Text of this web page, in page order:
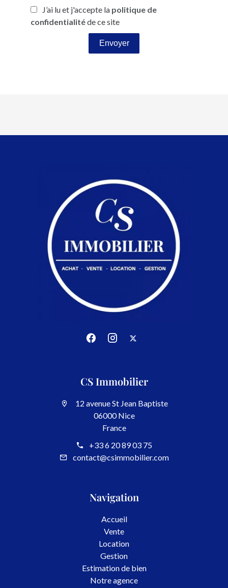
J’ai lu et j'accepte la politique de
confidentialitéde ce site
Envoyer
CS Immobilier
12 avenue St Jean Baptiste
06000 Nice
France
+33 6 20 89 03 75
contact@csimmobilier.com
Navigation
Accueil
Vente
Location
Gestion
Estimation de bien
Notre agence